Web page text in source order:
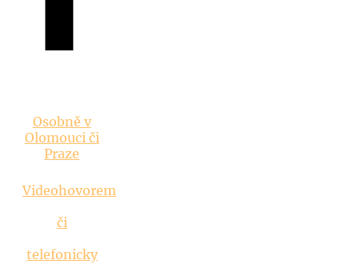
Osobně v
Olomouci či
Praze
Videohovorem
či
telefonicky